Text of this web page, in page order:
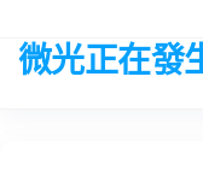
微光正在發